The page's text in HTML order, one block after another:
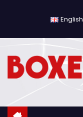
c
English